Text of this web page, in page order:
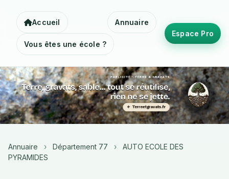
Accueil Annuaire
Vous êtes une école ?
Espace Pro
Annuaire › Département 77 ›
AUTO ECOLE DES
PYRAMIDES